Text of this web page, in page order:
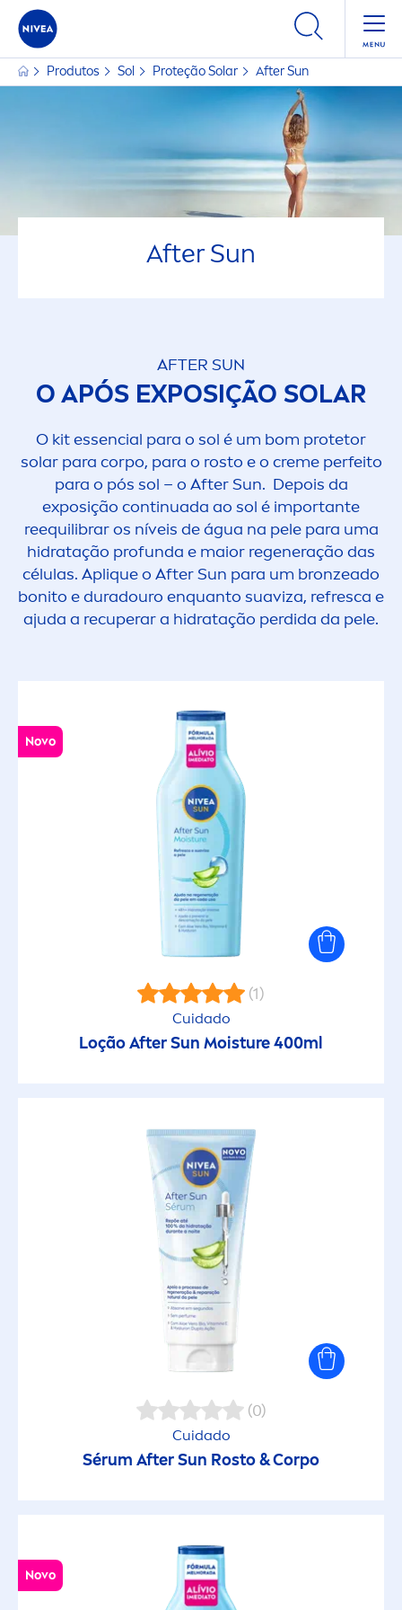
Produtos Sol Proteção Solar AfterSun
AfterSun
AFTER SUN
O APÓS EXPOSIÇÃO SOLAR
O kit essencial para o sol é um bom protetor
solar para corpo, para o rosto e o cremeperfeito
para o pós sol – o AfterSun. Depois da
exposição continuada ao sol é importante
reequilibrar os níveis de água na pele para uma
hidratação profunda e maior regeneração das
células. Aplique o AfterSun para um bronzeado
bonito e duradouro enquanto suaviza, refresca e
ajuda a recuperar a hidratação perdida da pele.
Novo
(1)
Cuidado
Loção AfterSun Moisture 400ml
(0)
Cuidado
Sérum AfterSun Rosto & Corpo
Novo